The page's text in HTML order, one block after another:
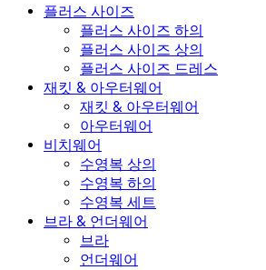
플러스 사이즈
플러스 사이즈 하의
플러스 사이즈 상의
플러스 사이즈 드레스
재킷 & 아우터웨어
재킷 & 아우터웨어
아우터웨어
비치웨어
수영복 상의
수영복 하의
수영복 세트
브라 & 언더웨어
브라
언더웨어